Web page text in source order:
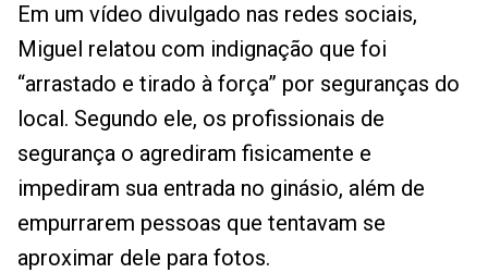
Em um vídeo divulgado nas redes sociais,
Miguel relatou com indignação que foi
“arrastado e tirado à força” por seguranças do
local. Segundo ele, os profissionais de
segurança o agrediram fisicamente e
impediram sua entrada no ginásio, além de
empurrarem pessoas que tentavam se
aproximar dele para fotos.